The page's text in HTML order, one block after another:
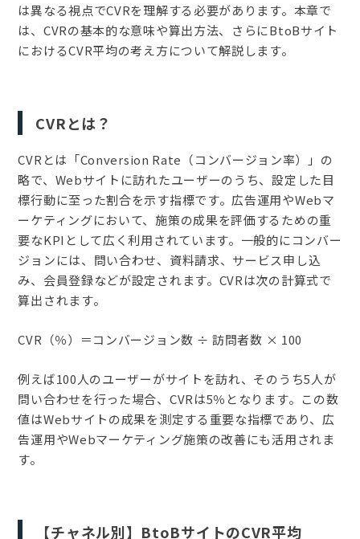
は異なる視点でCVRを理解する必要があります。本章で
は、CVRの基本的な意味や算出方法、さらにBtoBサイト
におけるCVR平均の考え方について解説します。
CVRとは？
CVRとは「Conversion Rate（コンバージョン率）」の
略で、Webサイトに訪れたユーザーのうち、設定した目
標行動に至った割合を示す指標です。広告運用やWebマ
ーケティングにおいて、施策の成果を評価するための重
要なKPIとして広く利用されています。一般的にコンバー
ジョンには、問い合わせ、資料請求、サービス申し込
み、会員登録などが設定されます。CVRは次の計算式で
算出されます。
CVR（％）＝コンバージョン数 ÷ 訪問者数 × 100
例えば100人のユーザーがサイトを訪れ、そのうち5人が
問い合わせを行った場合、CVRは5％となります。この数
値はWebサイトの成果を測定する重要な指標であり、広
告運用やWebマーケティング施策の改善にも活用されま
す。
【チャネル別】BtoBサイトのCVR平均